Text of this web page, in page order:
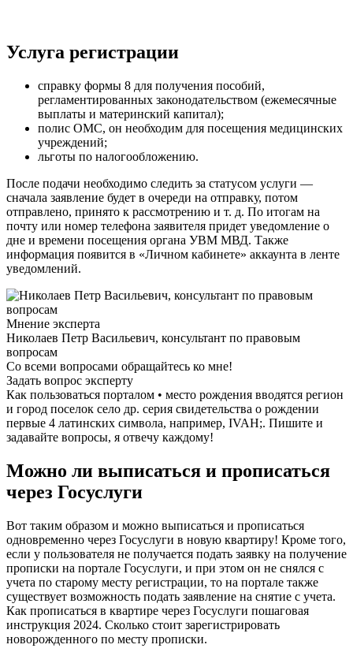
Услуга регистрации
справку формы 8 для получения пособий,
регламентированных законодательством (ежемесячные
выплаты и материнский капитал);
полис ОМС, он необходим для посещения медицинских
учреждений;
льготы по налогообложению.
После подачи необходимо следить за статусом услуги —
сначала заявление будет в очереди на отправку, потом
отправлено, принято к рассмотрению и т. д. По итогам на
почту или номер телефона заявителя придет уведомление о
дне и времени посещения органа УВМ МВД. Также
информация появится в «Личном кабинете» аккаунта в ленте
уведомлений.
Мнение эксперта
Николаев Петр Васильевич, консультант по правовым
вопросам
Со всеми вопросами обращайтесь ко мне!
Задать вопрос эксперту
Как пользоваться порталом • место рождения вводятся регион
и город поселок село др. серия свидетельства о рождении
первые 4 латинских символа, например, IVAH;. Пишите и
задавайте вопросы, я отвечу каждому!
Можно ли выписаться и прописаться
через Госуслуги
Вот таким образом и можно выписаться и прописаться
одновременно через Госуслуги в новую квартиру! Кроме того,
если у пользователя не получается подать заявку на получение
прописки на портале Госуслуги, и при этом он не снялся с
учета по старому месту регистрации, то на портале также
существует возможность подать заявление на снятие с учета.
Как прописаться в квартире через Госуслуги пошаговая
инструкция 2024. Сколько стоит зарегистрировать
новорожденного по месту прописки.